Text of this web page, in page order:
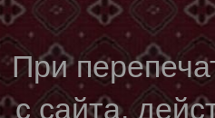
При
с сайта,